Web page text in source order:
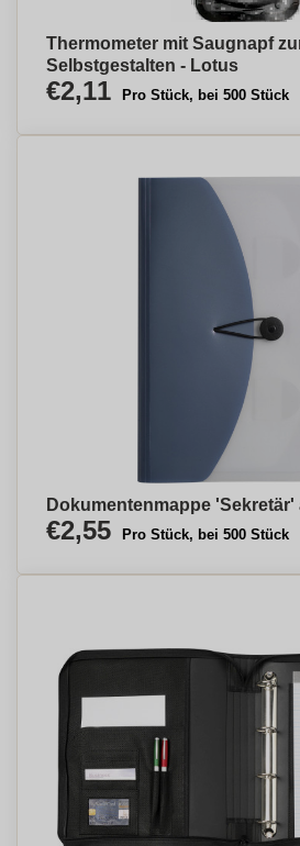
Thermometer mit Saugnapf
Selbstgestalten - Lotus
€2,11 Pro Stück, bei 500 Stück
Dokumentenmappe
€2,55 Pro Stück, bei 500 Stück